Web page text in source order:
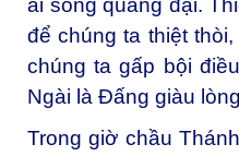
ai sống quảng đại.
để chúng ta thiệt
chúng ta gấp bội
Ngài là Đấng giàu
Trong giờ chầu